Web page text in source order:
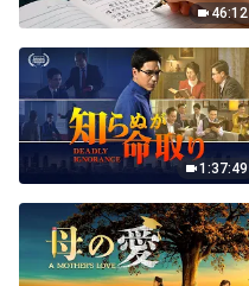
46:12
1:37:49